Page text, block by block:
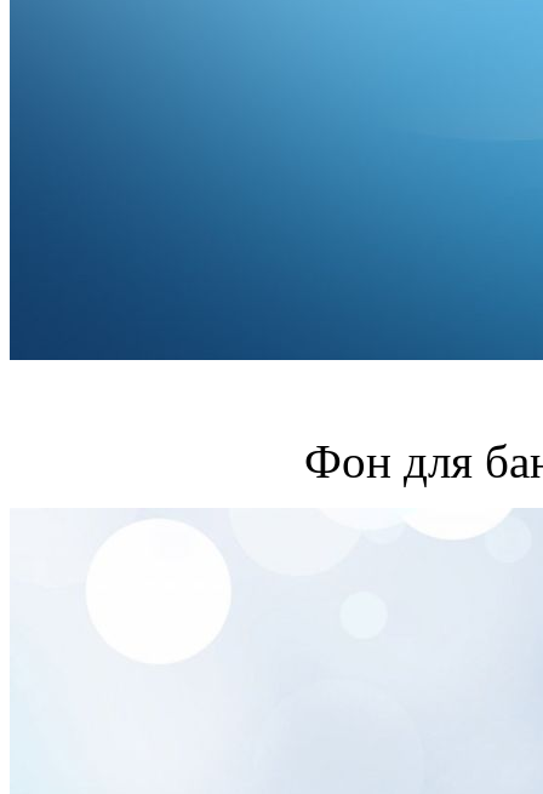
Фон для